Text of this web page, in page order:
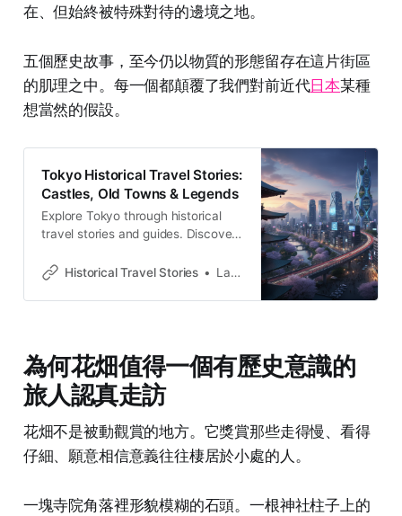
在、但始終被特殊對待的邊境之地。
五個歷史故事，至今仍以物質的形態留存在這片街區
的肌理之中。每一個都顛覆了我們對前近代日本某種
想當然的假設。
Tokyo Historical Travel Stories:
Castles, Old Towns & Legends
Explore Tokyo through historical
travel stories and guides. Discover
legends across the country.
Historical Travel Stories Lawrence
為何花畑值得一個有歷史意識的
旅人認真走訪
花畑不是被動觀賞的地方。它獎賞那些走得慢、看得
仔細、願意相信意義往往棲居於小處的人。
一塊寺院角落裡形貌模糊的石頭。一根神社柱子上的